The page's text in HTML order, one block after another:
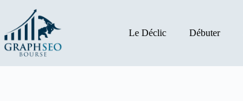
contenu
Le Déclic Débuter